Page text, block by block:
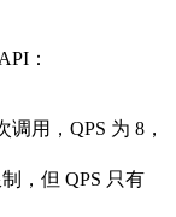
：
调用，QPS 为 8，
，但 QPS 只有